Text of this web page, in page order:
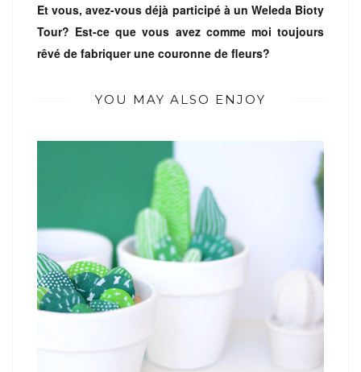
Et vous, avez-vous déjà participé à un Weleda Bioty
Tour? Est-ce que vous avez comme moi toujours
rêvé de fabriquer une couronne de fleurs?
YOU MAY ALSO ENJOY